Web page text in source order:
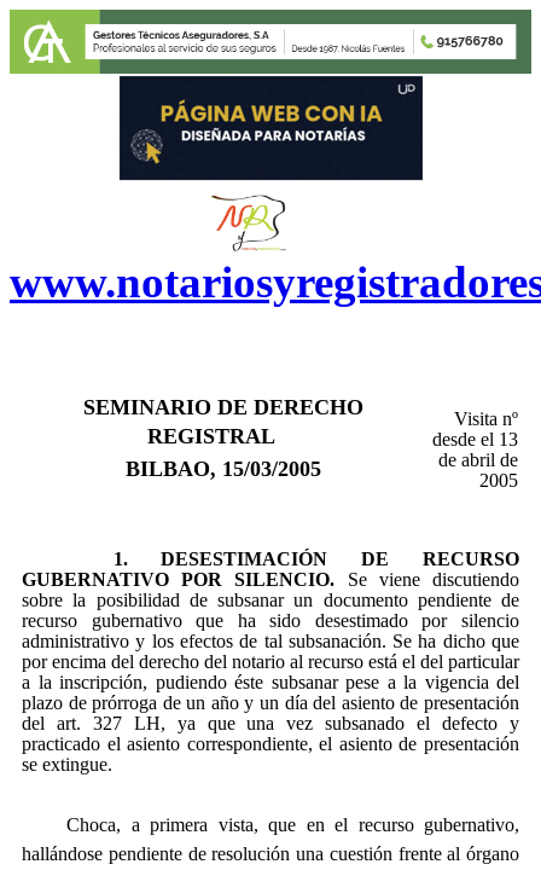
SEMINARIO DE DERECHO
REGISTRAL
BILBAO, 15/03/2005
Visita nº
desde el 13
de abril de
2005
1. DESESTIMACIÓN DE RECURSO
GUBERNATIVO POR SILENCIO. Se viene discutiendo
sobre la posibilidad de subsanar un documento pendiente de
recurso gubernativo que ha sido desestimado por silencio
administrativo y los efectos de tal subsanación. Se ha dicho que
por encima del derecho del notario al recurso está el del particular
a la inscripción, pudiendo éste subsanar pese a la vigencia del
plazo de prórroga de un año y un día del asiento de presentación
del art. 327 LH, ya que una vez subsanado el defecto y
practicado el asiento correspondiente, el asiento de presentación
se extingue.
Choca, a primera vista, que en el recurso gubernativo,
hallándose pendiente de resolución una cuestión frente al órgano